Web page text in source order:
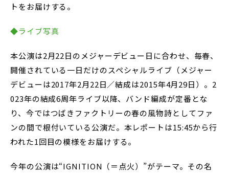
トをお届けする。
◆ライブ写真
本公演は2月22日のメジャーデビュー日に合わせ、毎春、
開催されている一日だけのスペシャルライブ（メジャー
デビューは2017年2月22日／結成は2015年4月29日）。2
023年の結成6周年ライブ以降、バンド編成が定番とな
り、今ではつばきファクトリーの春の風物詩としてファ
ンの間で根付いている公演だ。本レポートは15:45から行
われた1回目の模様をお届けする。
今年の公演は“IGNITION（＝点火）”がテーマ。その名